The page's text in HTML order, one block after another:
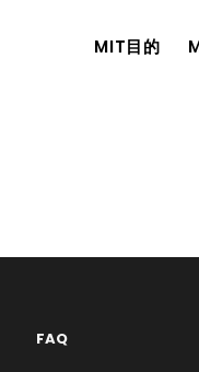
MIT目的
FAQ